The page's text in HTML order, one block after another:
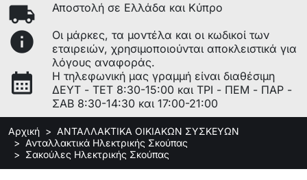
local_shipping Αποστολή σε Ελλάδα και Κύπρο
info
Οι μάρκες, τα μοντέλα και οι κωδικοί των
εταιρειών, χρησιμοποιούνται αποκλειστικά για
λόγους αναφοράς.
calendar_month
Η τηλεφωνική μας γραμμή είναι διαθέσιμη
ΔΕΥΤ - ΤΕΤ 8:30-15:00 και ΤΡΙ - ΠΕΜ - ΠΑΡ -
ΣΑΒ 8:30-14:30 και 17:00-21:00
Αρχική
ΑΝΤΑΛΛΑΚΤΙΚΑ ΟΙΚΙΑΚΩΝ ΣΥΣΚΕΥΩΝ
Ανταλλακτικά Ηλεκτρικής Σκούπας
Σακούλες Ηλεκτρικής Σκούπας